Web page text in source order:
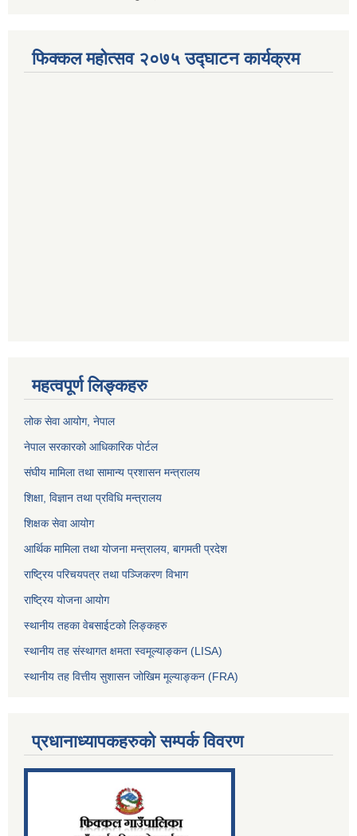
फिक्कल महोत्सव २०७५ उद्घाटन कार्यक्रम
महत्वपूर्ण लिङ्कहरु
लोक सेवा आयोग, नेपाल
नेपाल सरकारको आधिकारिक पोर्टल
संघीय मामिला तथा सामान्य प्रशासन मन्त्रालय
शिक्षा, विज्ञान तथा प्रविधि मन्त्रालय
शिक्षक सेवा आयोग
आर्थिक मामिला तथा योजना मन्त्रालय, बागमती प्रदेश
राष्ट्रिय परिचयपत्र तथा पञ्जिकरण विभाग
राष्ट्रिय योजना आयोग
स्थानीय तहका वेबसाईटको लिङ्कहरु
स्थानीय तह संस्थागत क्षमता स्वमूल्याङ्कन (LISA)
स्थानीय तह वित्तीय सुशासन जोखिम मूल्याङ्कन (FRA)
प्रधानाध्यापकहरुको सम्पर्क विवरण